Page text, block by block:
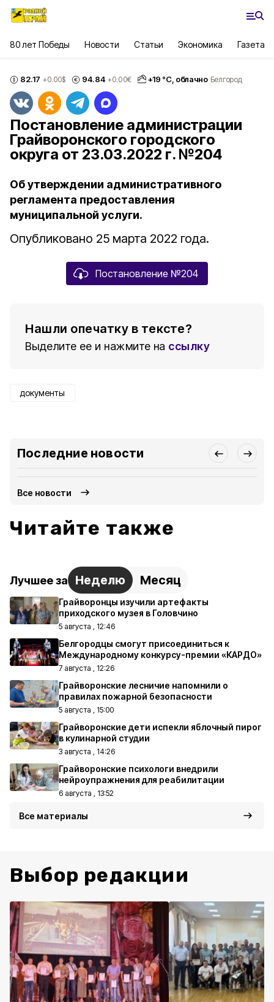
80 лет Победы Новости Статьи Экономика Газета
82.17 +0.00$ 94.84 +0.00€ +19 °С, облачно Белгород
Постановление администрации
Грайворонского городского
округа от 23.03.2022 г. №204
Об утверждении административного
регламента предоставления
муниципальной услуги.
Опубликовано 25 марта 2022 года.
Постановление №204
Нашли опечатку в тексте?
Выделите ее и нажмите на ссылку
документы
Последние новости
Все новости
Читайте также
Лучшее за Неделю Месяц
Грайворонцы изучили артефакты
приходского музея в Головчино
5 августа , 12:46
Белгородцы смогут присоединиться к
Международному конкурсу-премии «КАРДО»
7 августа , 12:26
Грайворонские лесничие напомнили о
правилах пожарной безопасности
5 августа , 15:00
Грайворонские дети испекли яблочный пирог
в кулинарной студии
3 августа , 14:26
Грайворонские психологи внедрили
нейроупражнения для реабилитации
6 августа , 13:52
Все материалы
Выбор редакции